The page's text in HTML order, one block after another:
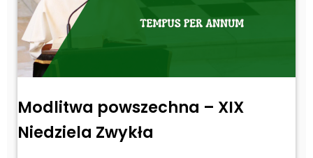
Modlitwa powszechna – XIX
Niedziela Zwykła